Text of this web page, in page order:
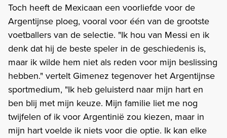
Toch heeft de Mexicaan een voorliefde voor de
Argentijnse ploeg, vooral voor één van de grootste
voetballers van de selectie. "Ik hou van Messi en ik
denk dat hij de beste speler in de geschiedenis is,
maar ik wilde hem niet als reden voor mijn beslissing
hebben." vertelt Gimenez tegenover het Argentijnse
sportmedium, "Ik heb geluisterd naar mijn hart en
ben blij met mijn keuze. Mijn familie liet me nog
twijfelen of ik voor Argentinië zou kiezen, maar in
mijn hart voelde ik niets voor die optie. Ik kan elke